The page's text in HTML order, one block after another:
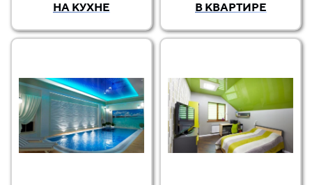
НА КУХНЕ В КВАРТИРЕ